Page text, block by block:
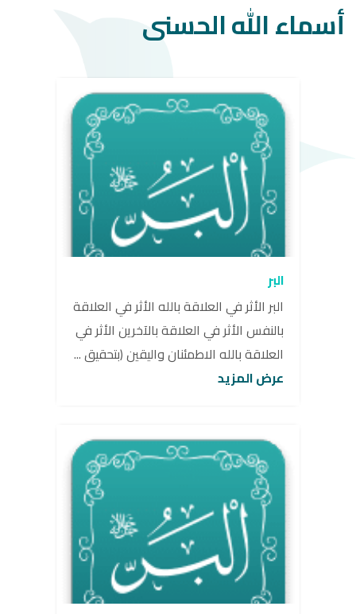
أسماء الله الحسنى
البر
البر الأثر في العلاقة بالله الأثر في العلاقة
بالنفس الأثر في العلاقة بالآخرين الأثر في
العلاقة بالله الاطمئنان واليقين (بتحقيق ...
عرض المزيد